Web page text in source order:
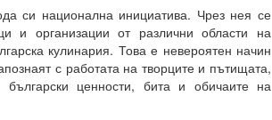
си национална инициатива. Чрез нея се
и организации от различни области на
кулинария. Това е невероятен начин
с работата на творците и пътищата,
български ценности, бита и обичаите на